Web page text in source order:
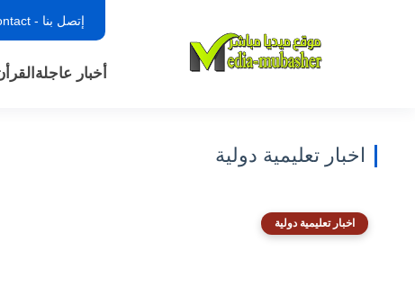
إتصل بنا - contact
أخبار عاجلة
اخبار تعليمية دولية
اخبار تعليمية دولية